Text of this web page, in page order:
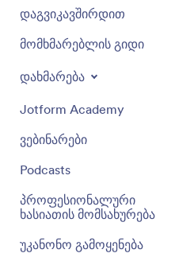
დაგვიკავშირდით
მომხმარებლის გიდი
დახმარება
Jotform Academy
ვებინარები
Podcasts
პროფესიონალური
ხასიათის მომსახურება
უკანონო გამოყენება